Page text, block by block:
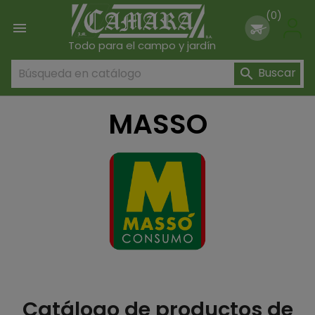

Todo para el campo y jardín
(0)
 Buscar
MASSO
Catálogo de productos de